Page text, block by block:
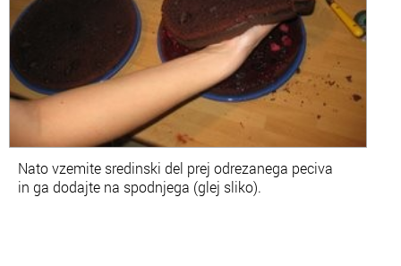
Nato vzemite sredinski del prej odrezanega peciva
in ga dodajte na spodnjega (glej sliko).